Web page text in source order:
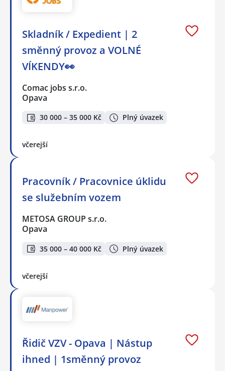
Skladník / Expedient | 2
směnný provoz a VOLNÉ
VÍKENDY👀
Comac jobs s.r.o.
Opava
30 000 – 35 000 Kč Plný úvazek
včerejší
Pracovník / Pracovnice úklidu
se služebním vozem
METOSA GROUP s.r.o.
Opava
35 000 – 40 000 Kč Plný úvazek
včerejší
Řidič VZV - Opava | Nástup
ihned | 1směnný provoz